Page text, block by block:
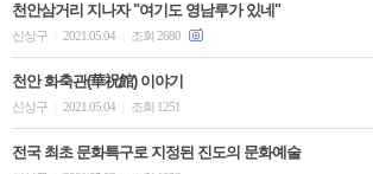
천안삼거리 지나자 "여기도 영남루가 있네"
신상구 2021.05.04 조회 2680
천안 화축관(華祝館) 이야기
신상구 2021.05.04 조회 1251
전국 최초 문화특구로 지정된 진도의 문화예술